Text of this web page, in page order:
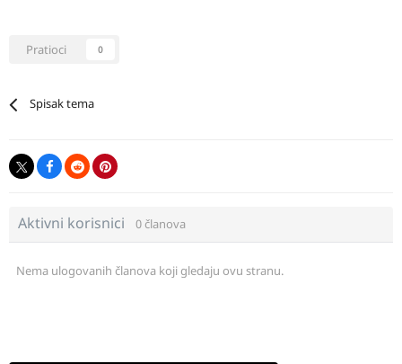
Pratioci 0
Spisak tema
Aktivni korisnici 0 članova
Nema ulogovanih članova koji gledaju ovu stranu.